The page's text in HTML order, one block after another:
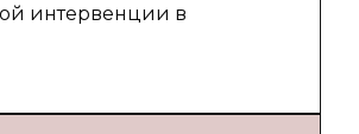
интервенции в